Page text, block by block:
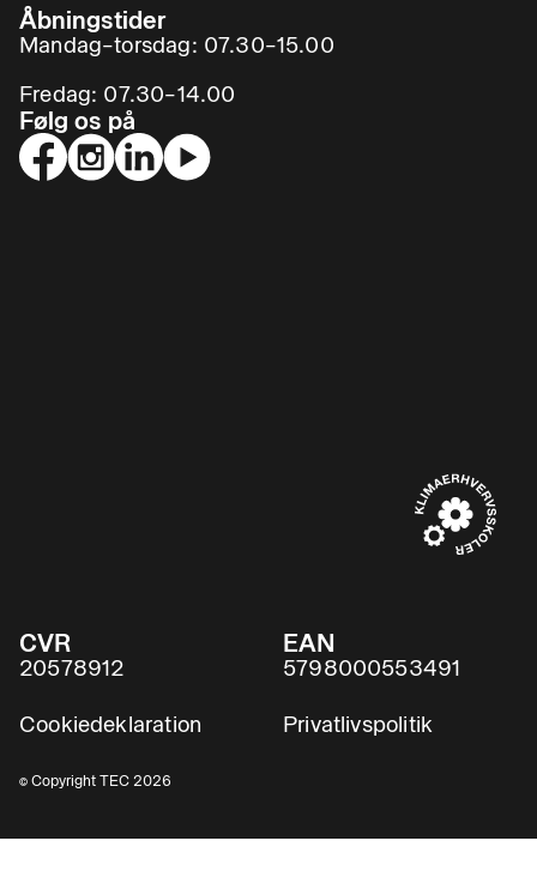
Åbningstider
Mandag–torsdag: 07.30–15.00
Fredag: 07.30–14.00
Følg os på
CVR
20578912
EAN
5798000553491
Cookiedeklaration Privatlivspolitik
© Copyright TEC 2026